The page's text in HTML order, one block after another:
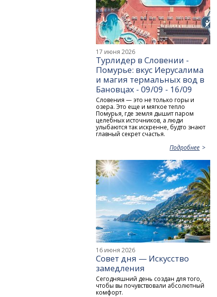
17 июня 2026
Турлидер в Словении -
Помурье: вкус Иерусалима
и магия термальных вод в
Бановцах - 09/09 - 16/09
Словения — это не только горы и
озера. Это еще и мягкое тепло
Помурья, где земля дышит паром
целебных источников, а люди
улыбаются так искренне, будто знают
главный секрет счастья.
Подробнее
16 июня 2026
Совет дня — Искусство
замедления
Сегодняшний день создан для того,
чтобы вы почувствовали абсолютный
комфорт.